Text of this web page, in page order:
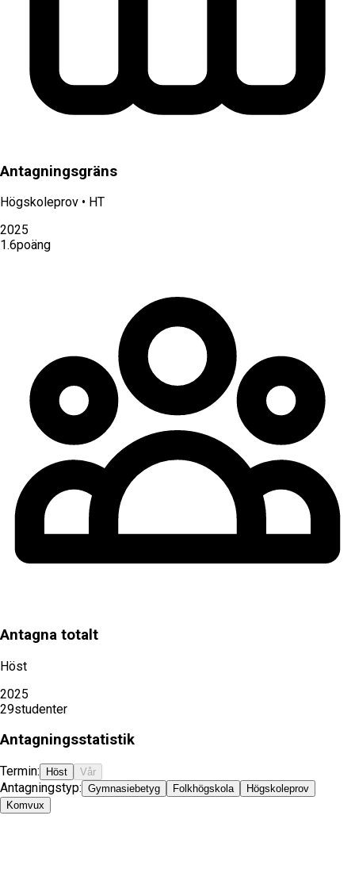
Antagningsgräns
Högskoleprov • HT
2025
1.6poäng
Antagna totalt
Höst
2025
29studenter
Antagningsstatistik
Termin: Höst Vår
Antagningstyp: Gymnasiebetyg Folkhögskola
Högskoleprov
Komvux